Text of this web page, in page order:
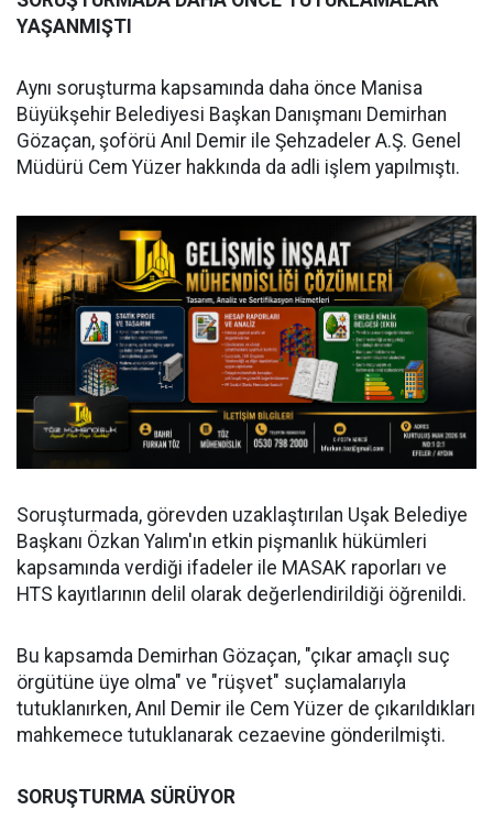
YAŞANMIŞTI
Aynı soruşturma kapsamında daha önce Manisa
Büyükşehir Belediyesi Başkan Danışmanı Demirhan
Gözaçan, şoförü Anıl Demir ile Şehzadeler A.Ş. Genel
Müdürü Cem Yüzer hakkında da adli işlem yapılmıştı.
Soruşturmada, görevden uzaklaştırılan Uşak Belediye
Başkanı Özkan Yalım'ın etkin pişmanlık hükümleri
kapsamında verdiği ifadeler ile MASAK raporları ve
HTS kayıtlarının delil olarak değerlendirildiği öğrenildi.
Bu kapsamda Demirhan Gözaçan, "çıkar amaçlı suç
örgütüne üye olma" ve "rüşvet" suçlamalarıyla
tutuklanırken, Anıl Demir ile Cem Yüzer de çıkarıldıkları
mahkemece tutuklanarak cezaevine gönderilmişti.
SORUŞTURMA SÜRÜYOR